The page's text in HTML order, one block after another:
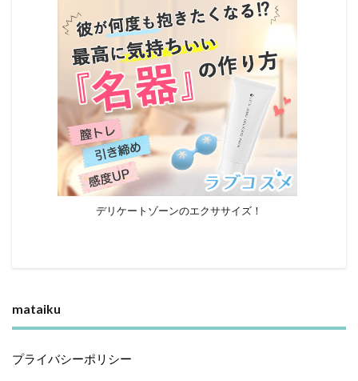
デリケートゾーンのエクササイズ！
mataiku
プライバシーポリシー